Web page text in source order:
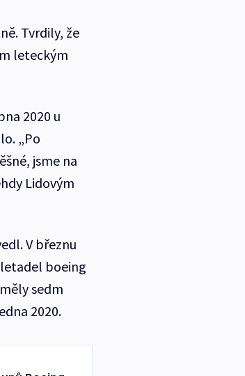
Tvrdily, že
leteckým
2020 u
„Po
jsme na
Lidovým
V březnu
boeing
sedm
2020.